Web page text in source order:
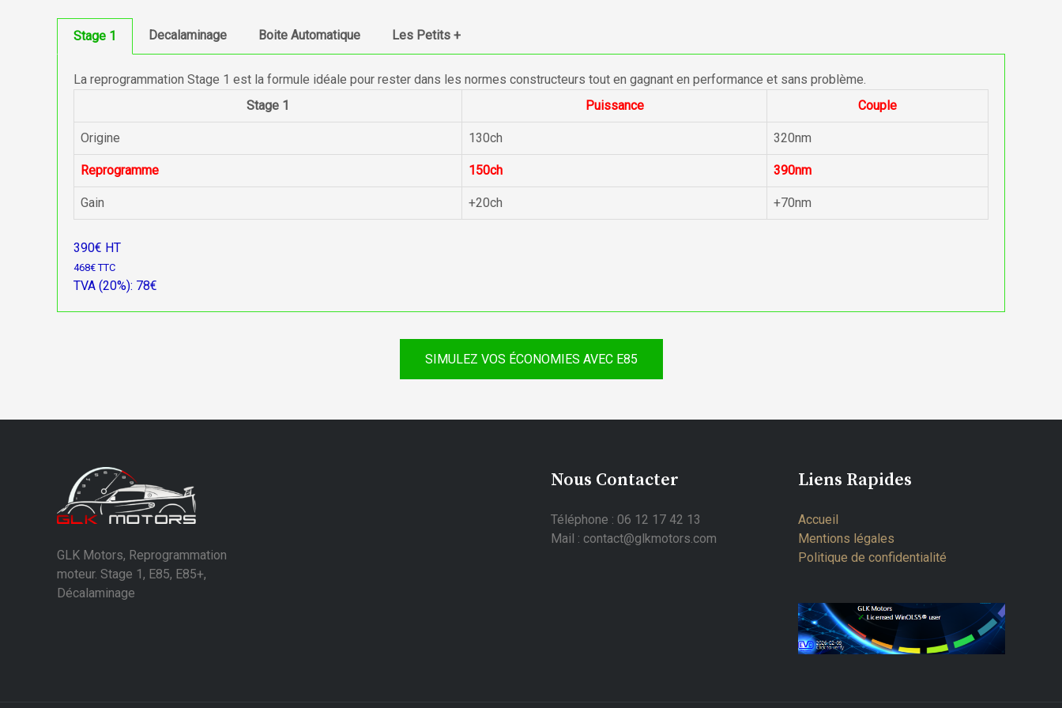
Stage 1 Decalaminage Boite Automatique Les Petits +
La reprogrammation Stage 1 est la formule idéale pour rester dans les normes constructeurs tout en gagnant en performance et sans problème.
Stage 1
Puissance Couple
Origine 130ch 320nm
Reprogramme 150ch 390nm
Gain +20ch +70nm
390€ HT
468€ TTC
TVA (20%): 78€
SIMULEZ VOS ÉCONOMIES AVEC E85
GLK Motors, Reprogrammation
moteur. Stage 1, E85, E85+,
Décalaminage
Nous Contacter
Téléphone : 06 12 17 42 13
Mail : contact@glkmotors.com
Liens Rapides
Accueil
Mentions légales
Politique de confidentialité